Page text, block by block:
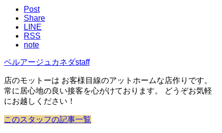
Post
Share
LINE
RSS
note
ベルアージュカネダstaff
店のモットーは お客様目線のアットホームな店作りです。
常に居心地の良い接客を心がけております。 どうぞお気軽
にお越しください！
このスタッフの記事一覧